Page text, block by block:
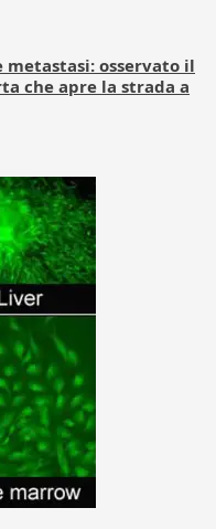
metastasi: osservato il
che apre la strada a